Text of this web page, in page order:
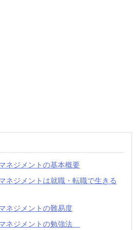
ネジメントの基本概要
ネジメントは就職・転職で生きる
ネジメントの難易度
ネジメントの勉強法